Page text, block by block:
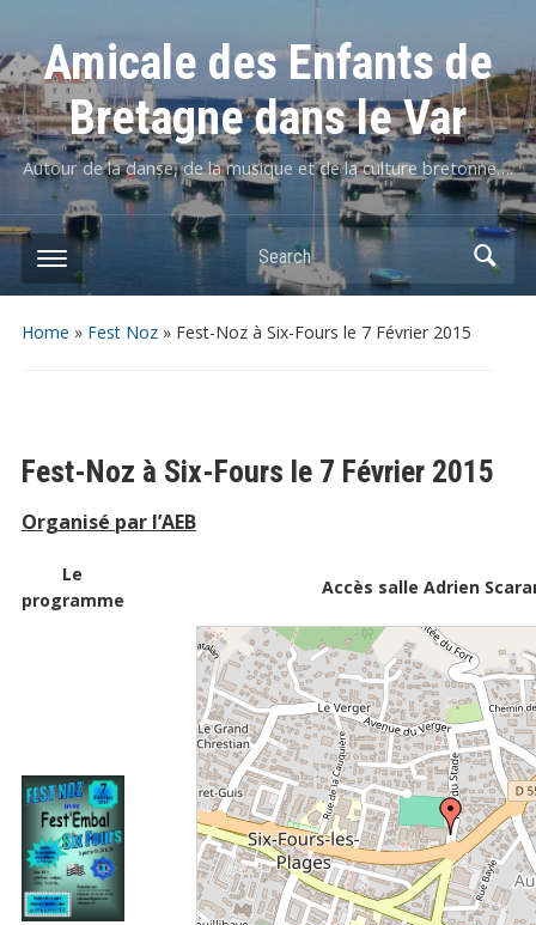
Amicale des Enfants de
Bretagne dans le Var
Autour de la danse, de la musique et de la culture bretonne….
Home » Fest Noz» Fest-Noz à Six-Fours le 7 Février 2015
Fest-Noz à Six-Fours le 7 Février 2015
Organisé par l’AEB
Le
programme
Accès salle Adrien